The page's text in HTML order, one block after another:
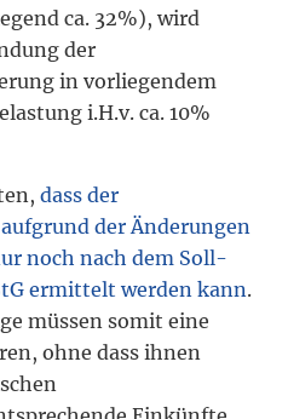
ca. 32%), wird
der
in vorliegendem
i.H.v. ca. 10%
dass der
der Änderungen
noch nach dem Soll-
ermittelt werden kann.
müssen somit eine
ohne dass ihnen